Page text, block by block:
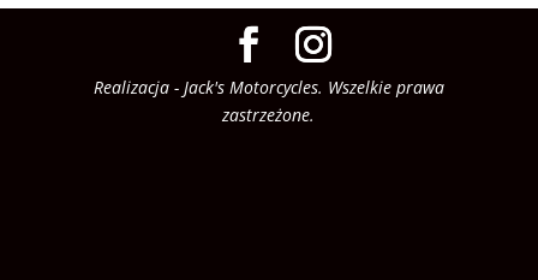
Realizacja - Jack's Motorcycles. Wszelkie prawa
zastrzeżone.